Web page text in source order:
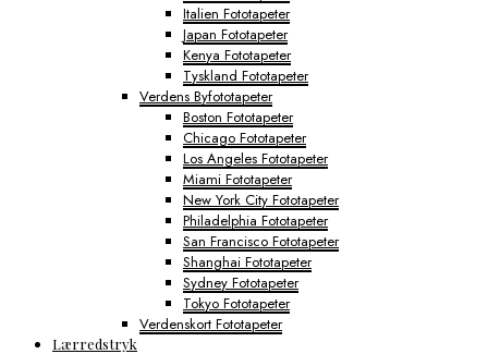
Italien Fototapeter
Japan Fototapeter
Kenya Fototapeter
Tyskland Fototapeter
Verdens Byfototapeter
Boston Fototapeter
Chicago Fototapeter
Los Angeles Fototapeter
Miami Fototapeter
New York City Fototapeter
Philadelphia Fototapeter
San Francisco Fototapeter
Shanghai Fototapeter
Sydney Fototapeter
Tokyo Fototapeter
Verdenskort Fototapeter
Lærredstryk